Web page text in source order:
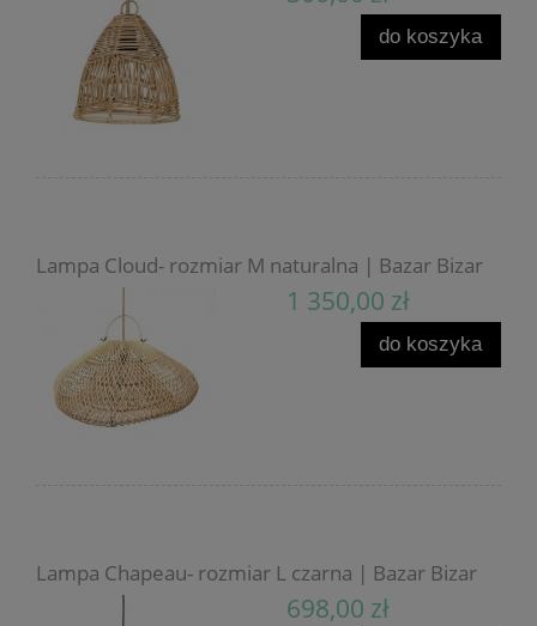
do koszyka
Lampa Cloud- rozmiar M naturalna | Bazar Bizar
1 350,00 zł
do koszyka
Lampa Chapeau- rozmiar L czarna | Bazar Bizar
698,00 zł